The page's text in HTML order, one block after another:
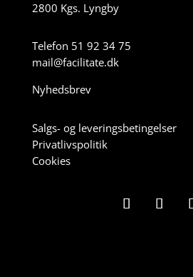
2800 Kgs. Lyngby
Telefon 51 92 34 75
mail@facilitate.dk
Nyhedsbrev
Salgs- og leveringsbetingelser
Privatlivspolitik
Cookies